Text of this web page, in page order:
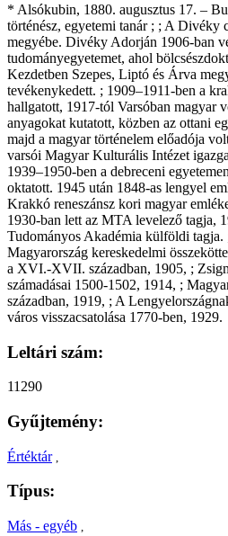
* Alsókubin, 1880. augusztus 17. –
történész, egyetemi tanár ; ; A Divéky
megyébe. Divéky Adorján 1906-ban
tudományegyetemet, ahol
Kezdetben Szepes, Liptó és Árva
tevékenykedett. ; 1909–1911-ben a
hallgatott, 1917-tól Varsóban magyar
anyagokat kutatott, közben az ottani
majd a magyar történelem előadója
varsói Magyar Kulturális Intézet
1939–1950-ben a debreceni
oktatott. 1945 után 1848-as lengyel
Krakkó reneszánsz kori magyar
1930-ban lett az MTA levelező tagja,
Tudományos Akadémia külföldi tagja.
Magyarország kereskedelmi
a XVI.-XVII. században, 1905, ;
számadásai 1500-1502, 1914, ;
században, 1919, ; A
város visszacsatolása 1770-ben, 1929.
Leltári szám:
11290
Gyűjtemény:
Értéktár
Típus:
Más - egyéb ,